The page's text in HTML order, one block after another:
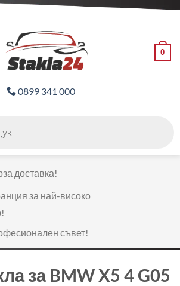
0
0899 341 000
доставка!
за най-високо
съвет!
за BMW X5 4 G05